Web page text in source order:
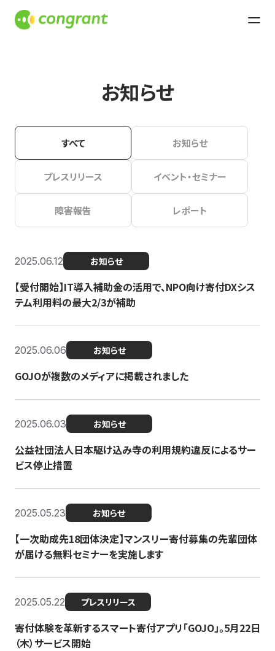
お知らせ
すべて お知らせ
プレスリリース イベント・セミナー
障害報告 レポート
2025.06.12 お知らせ
【受付開始】IT導入補助金の活用で、NPO向け寄付DXシス
テム利用料の最大2/3が補助
2025.06.06 お知らせ
GOJOが複数のメディアに掲載されました
2025.06.03 お知らせ
公益社団法人日本駆け込み寺の利用規約違反によるサー
ビス停止措置
2025.05.23 お知らせ
【一次助成先18団体決定】マンスリー寄付募集の先輩団体
が届ける無料セミナーを実施します
2025.05.22 プレスリリース
寄付体験を革新するスマート寄付アプリ「GOJO」。5月22日
（木）サービス開始